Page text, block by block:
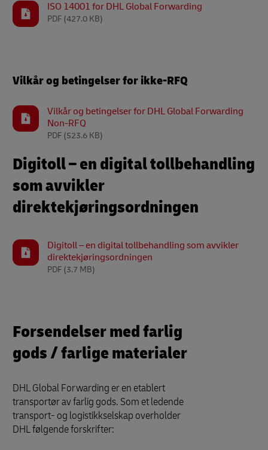
ISO 14001 for DHL Global Forwarding
PDF (427.0 KB)
Vilkår og betingelser for ikke-RFQ
Vilkår og betingelser for DHL Global Forwarding
Non-RFQ
PDF (523.6 KB)
Digitoll – en digital tollbehandling
som avvikler
direktekjøringsordningen
Digitoll – en digital tollbehandling som avvikler
direktekjøringsordningen
PDF (3.7 MB)
Forsendelser med farlig
gods / farlige materialer
DHL Global Forwarding er en etablert
transportør av farlig gods. Som et ledende
transport- og logistikkselskap overholder
DHL følgende forskrifter: